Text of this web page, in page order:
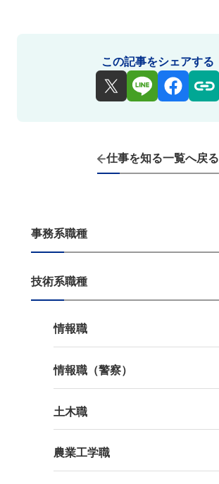
この記事をシェアする
仕事を知る一覧へ戻る
事務系職種
技術系職種
情報職
情報職（警察）
土木職
農業工学職